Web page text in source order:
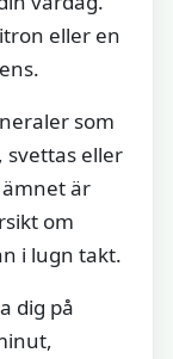
eller en
som
svettas eller
är
om
i lugn takt.
dig på